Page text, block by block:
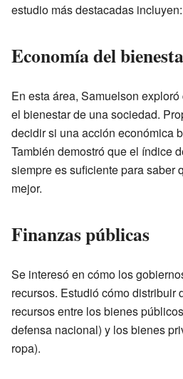
estudio más destacadas incluyen:
Economía del
En esta área, Samuelson
el bienestar de una sociedad.
decidir si una acción económica
También demostró que el índice
siempre es suficiente para saber
mejor.
Finanzas públicas
Se interesó en cómo los
recursos. Estudió cómo distribuir
recursos entre los bienes
defensa nacional) y los bienes
ropa).